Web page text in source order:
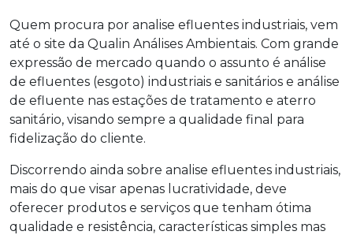
Quem procura por analise efluentes industriais, vem
até o site da Qualin Análises Ambientais. Com grande
expressão de mercado quando o assunto é análise
de efluentes (esgoto) industriais e sanitários e análise
de efluente nas estações de tratamento e aterro
sanitário, visando sempre a qualidade final para
fidelização do cliente.
Discorrendo ainda sobre analise efluentes industriais,
mais do que visar apenas lucratividade, deve
oferecer produtos e serviços que tenham ótima
qualidade e resistência, características simples mas